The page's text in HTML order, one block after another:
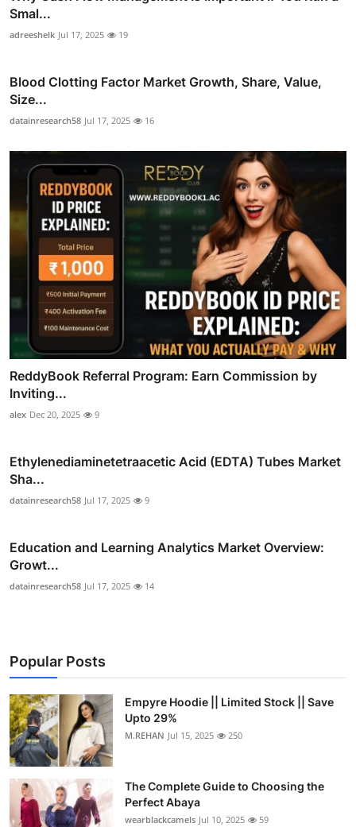
Smal...
adreeshelk Jul 17, 2025 19
Blood Clotting Factor Market Growth, Share, Value,
Size...
datainresearch58 Jul 17, 2025 16
ReddyBook Referral Program: Earn Commission by
Inviting...
alex Dec 20, 2025 9
Ethylenediaminetetraacetic Acid (EDTA) Tubes Market
Sha...
datainresearch58 Jul 17, 2025 9
Education and Learning Analytics Market Overview:
Growt...
datainresearch58 Jul 17, 2025 14
Popular Posts
Empyre Hoodie || Limited Stock || Save
Upto 29%
M.REHAN Jul 15, 2025 250
The Complete Guide to Choosing the
Perfect Abaya
wearblackcamels Jul 10, 2025 59